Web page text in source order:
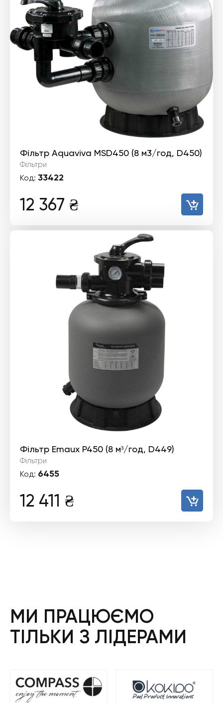
Фільтр Aquaviva MSD450 (8 м3/год, D450)
Фільтри
Код: 33422
12 367 ₴
Фільтр Emaux P450 (8 м³/год, D449)
Фільтри
Код: 6455
12 411 ₴
МИ ПРАЦЮЄМО
ТІЛЬКИ З ЛІДЕРАМИ